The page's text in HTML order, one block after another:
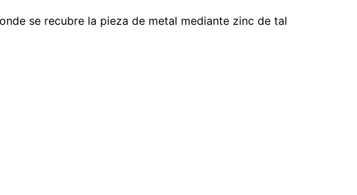
se recubre la pieza de metal mediante zinc de tal